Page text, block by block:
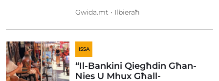
Gwida.mt • Ilbieraħ
ISSA
“Il-Bankini Qiegħdin Għan-
Nies U Mhux Għall-